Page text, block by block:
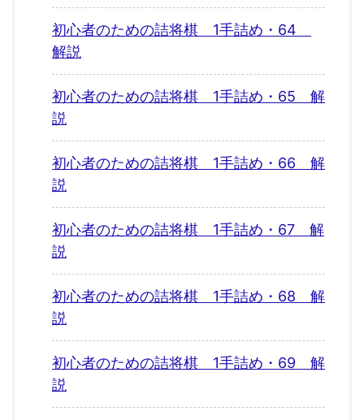
初心者のための詰将棋 1手詰め・64
解説
初心者のための詰将棋 1手詰め・65 解
説
初心者のための詰将棋 1手詰め・66 解
説
初心者のための詰将棋 1手詰め・67 解
説
初心者のための詰将棋 1手詰め・68 解
説
初心者のための詰将棋 1手詰め・69 解
説